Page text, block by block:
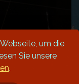
um die
Sie unsere
.